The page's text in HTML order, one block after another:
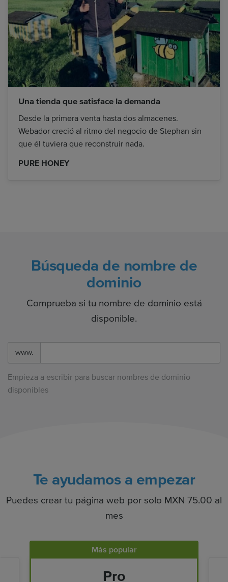
Una tienda que satisface la demanda
Desde la primera venta hasta dos almacenes.
Webador creció al ritmo del negocio de Stephan sin
que él tuviera que reconstruir nada.
PURE HONEY
Búsqueda de nombre de
dominio
Comprueba si tu nombre de dominio está
disponible.
www.
Empieza a escribir para buscar nombres de dominio
disponibles
Te ayudamos a empezar
Puedes crear tu página web por solo MXN 75.00 al
mes
Más popular
Pro